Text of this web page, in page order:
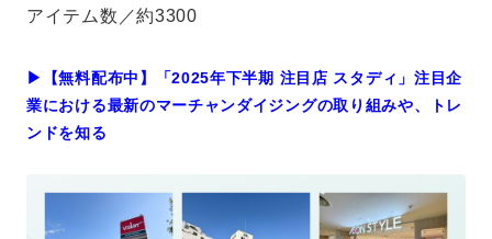
アイテム数／約3300
▶︎【無料配布中】「2025年下半期 注目店 スタディ」注目企
業における最新のマーチャンダイジングの取り組みや、トレ
ンドを知る